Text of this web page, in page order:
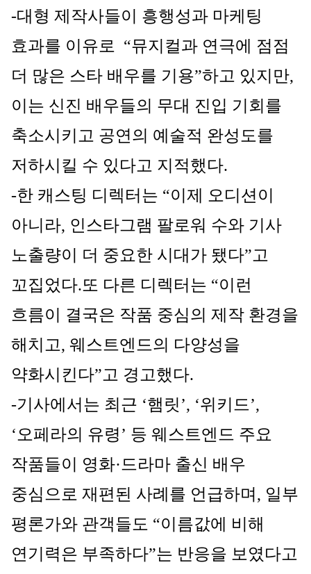
-대형 제작사들이 흥행성과 마케팅
효과를 이유로  “뮤지컬과 연극에 점점
더 많은 스타 배우를 기용”하고 있지만,
이는 신진 배우들의 무대 진입 기회를
축소시키고 공연의 예술적 완성도를
저하시킬 수 있다고 지적했다.
-한 캐스팅 디렉터는 “이제 오디션이
아니라, 인스타그램 팔로워 수와 기사
노출량이 더 중요한 시대가 됐다”고
꼬집었다.또 다른 디렉터는 “이런
흐름이 결국은 작품 중심의 제작 환경을
해치고, 웨스트엔드의 다양성을
약화시킨다”고 경고했다.
-기사에서는 최근 ‘햄릿’, ‘위키드’,
‘오페라의 유령’ 등 웨스트엔드 주요
작품들이 영화·드라마 출신 배우
중심으로 재편된 사례를 언급하며, 일부
평론가와 관객들도 “이름값에 비해
연기력은 부족하다”는 반응을 보였다고